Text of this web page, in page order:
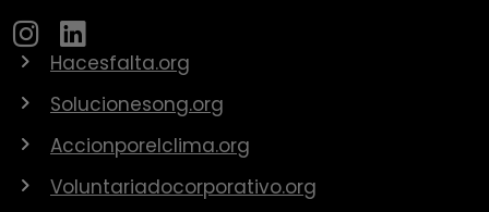
Hacesfalta.org
Solucionesong.org
Accionporelclima.org
Voluntariadocorporativo.org